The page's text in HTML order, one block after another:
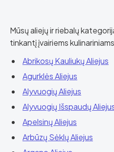
Mūsų aliejų ir riebalų
tinkantį įvairiems
Abrikosų Kauliukų Aliejus
Agurklės Aliejus
Alyvuogių Aliejus
Alyvuogių Išspaudų
Apelsinų Aliejus
Arbūzų Sėklų Aliejus